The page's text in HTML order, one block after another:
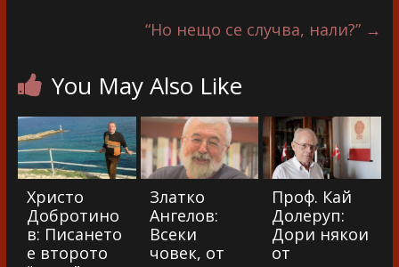
“Но нещо се случва, нали?” →
You May Also Like
Христо
Добротино
в: Писането
е второто
Златко
Ангелов:
Всеки
човек, от
Проф. Кай
Долеруп:
Дори някои
от